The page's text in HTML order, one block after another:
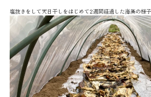
塩抜きをして天日干しをはじめて2週間経過した海藻の様子